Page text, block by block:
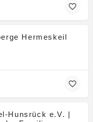
Hermeskeil
Hunsrück e.V. |